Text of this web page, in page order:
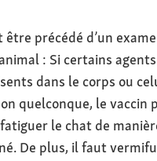
être précédé d’un
: Si certains
dans le corps ou
quelconque, le vaccin
le chat de
De plus, il faut